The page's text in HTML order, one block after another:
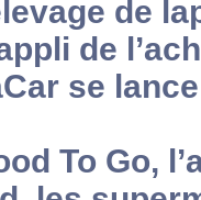
de
de
se
To Go,